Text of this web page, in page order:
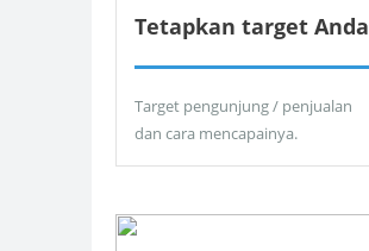
Tetapkan target Anda
Target pengunjung / penjualan
dan cara mencapainya.